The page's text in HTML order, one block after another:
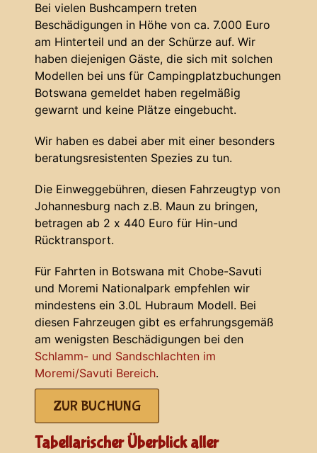
Bei vielen Bushcampern treten
Beschädigungen in Höhe von ca. 7.000 Euro
am Hinterteil und an der Schürze auf. Wir
haben diejenigen Gäste, die sich mit solchen
Modellen bei uns für Campingplatzbuchungen
Botswana gemeldet haben regelmäßig
gewarnt und keine Plätze eingebucht.
Wir haben es dabei aber mit einer besonders
beratungsresistenten Spezies zu tun.
Die Einweggebühren, diesen Fahrzeugtyp von
Johannesburg nach z.B. Maun zu bringen,
betragen ab 2 x 440 Euro für Hin-und
Rücktransport.
Für Fahrten in Botswana mit Chobe-Savuti
und Moremi Nationalpark empfehlen wir
mindestens ein 3.0L Hubraum Modell. Bei
diesen Fahrzeugen gibt es erfahrungsgemäß
am wenigsten Beschädigungen bei den
Schlamm- und Sandschlachten im
Moremi/Savuti Bereich.
ZUR BUCHUNG
Tabellarischer Überblick aller